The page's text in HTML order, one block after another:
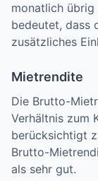
monatlich
bedeutet, dass
zusätzliches
Mietrendite
Die Brutto-
Verhältnis zum
berücksichtigt
Brutto-
als sehr gut.